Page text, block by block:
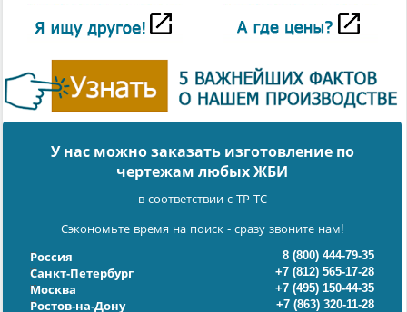
У нас можно заказать изготовление по
чертежам любых ЖБИ
в соответствии с ТР ТС
Сэкономьте время на поиск - сразу звоните нам!
Россия
8 (800) 444-79-35
Санкт-Петербург
+7 (812) 565-17-28
Москва
+7 (495) 150-44-35
Ростов-на-Дону
+7 (863) 320-11-28